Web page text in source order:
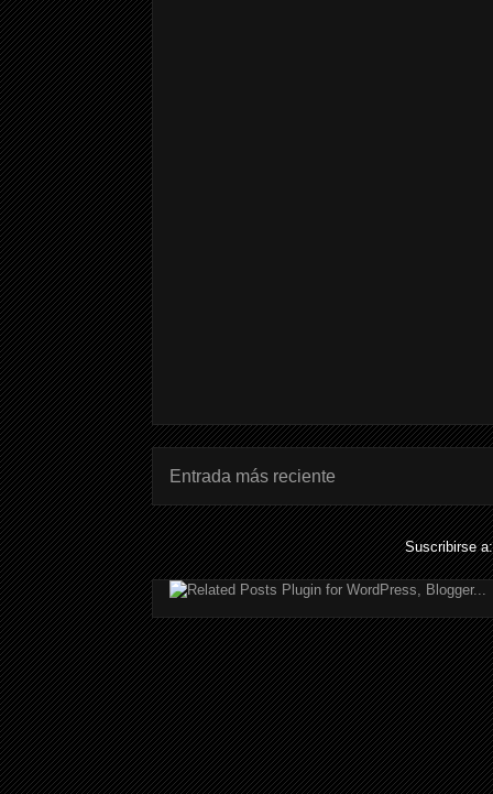
Entrada más reciente
Suscribirse